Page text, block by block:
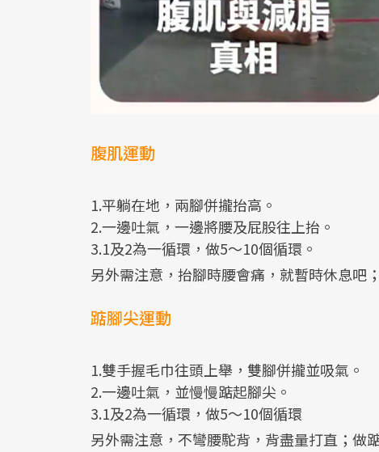
腹肌運動
1.平躺在地，兩腳併攏抬高。
2.一邊吐氣，一邊將腰及屁股往上抬。
3.1及2為一循環，做5～10個循環。
另外需注意，抬腳時腰會痛，就暫時休息吧
踮腳尖運動
1.雙手握毛巾往頭上舉，雙腳併攏並吸氣。
2.一邊吐氣，並慢慢踮起腳尖。
3.1及2為一循環，做5～10個循環
另外需注意，不彎腰駝背，背盡量打直；做